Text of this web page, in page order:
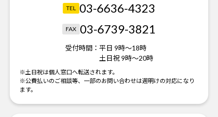
TEL 03-6636-4323
FAX 03-6739-3821
受付時間： 平日 9時～18時
土日祝 9時～20時
※土日祝は個人窓口へ転送されます。
※公費払いのご相談等、一部のお問い合わせは週明けの対応になり
ます。